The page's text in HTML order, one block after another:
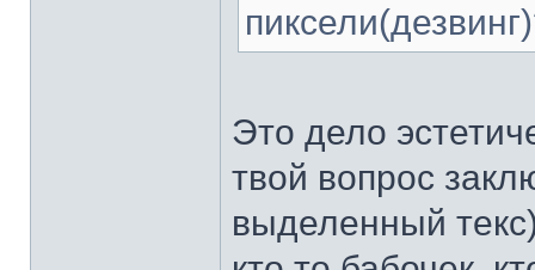
Это дело
твой вопрос
выделенный